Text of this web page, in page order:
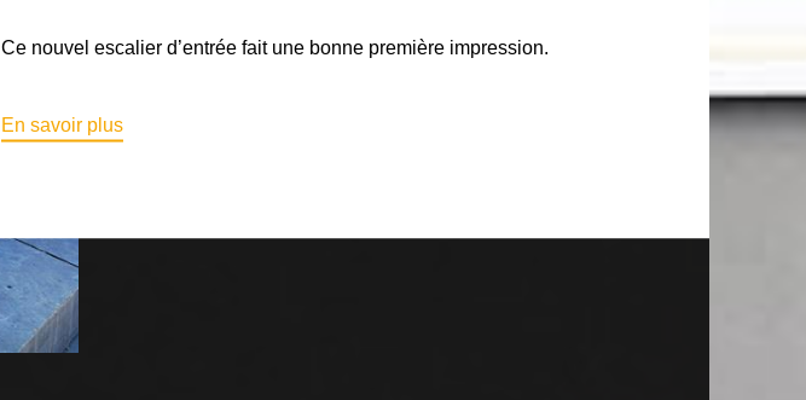
Ce nouvel escalier d’entrée fait une bonne première impression.
En savoir plus